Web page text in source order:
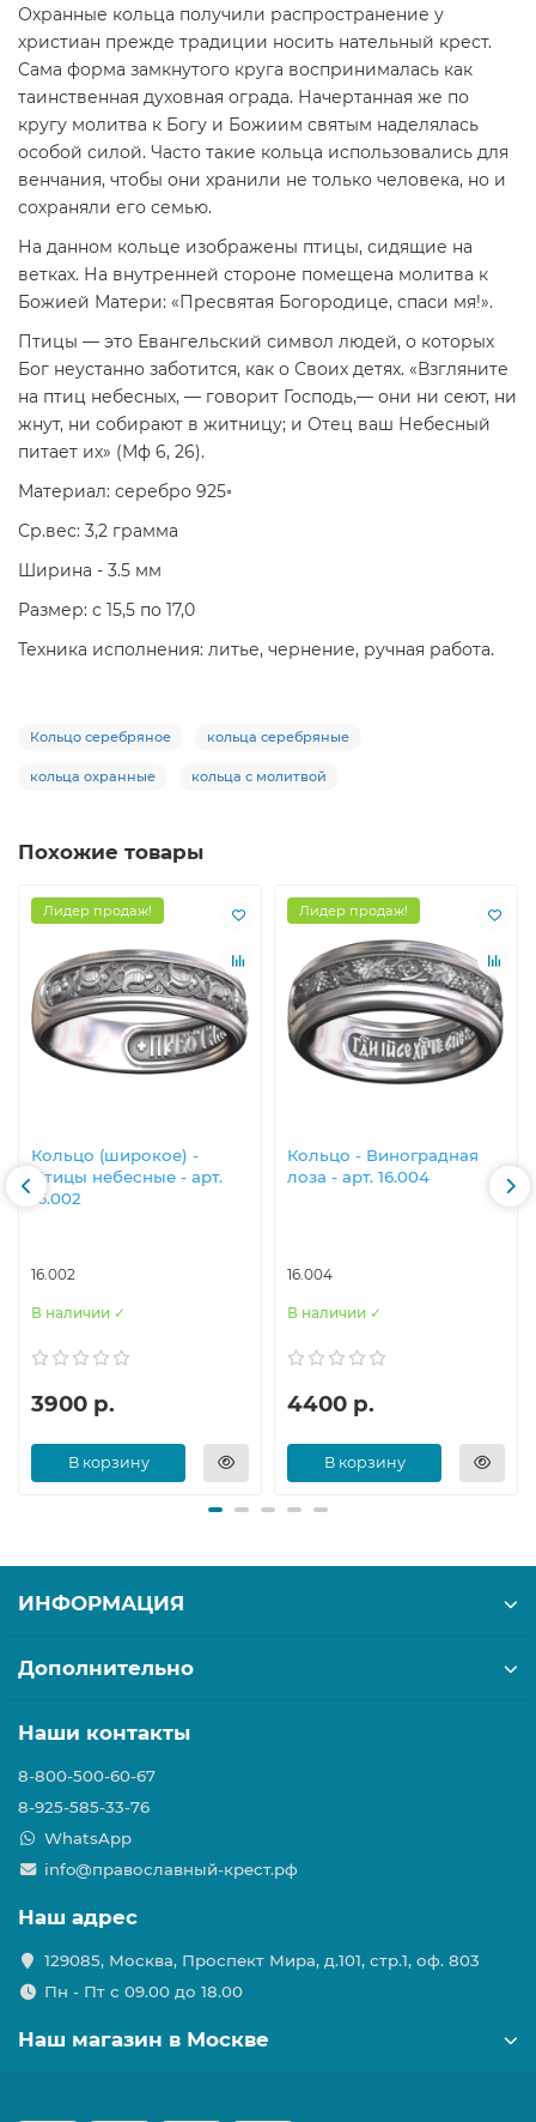
Охранные кольца получили распространение у
христиан прежде традиции носить нательный крест.
Сама форма замкнутого круга воспринималась как
таинственная духовная ограда. Начертанная же по
кругу молитва к Богу и Божиим святым наделялась
особой силой. Часто такие кольца использовались для
венчания, чтобы они хранили не только человека, но и
сохраняли его семью.
На данном кольце изображены птицы, сидящие на
ветках. На внутренней стороне помещена молитва к
Божией Матери: «Пресвятая Богородице, спаси мя!».
Птицы — это Евангельский символ людей, о которых
Бог неустанно заботится, как о Своих детях. «Взгляните
на птиц небесных, — говорит Господь,— они ни сеют, ни
жнут, ни собирают в житницу; и Отец ваш Небесный
питает их» (Мф 6, 26).
Материал: серебро 925◦
Ср.вес: 3,2 грамма
Ширина - 3.5 мм
Размер: с 15,5 по 17,0
Техника исполнения: литье, чернение, ручная работа.
Кольцо серебряное кольца серебряные
кольца охранные кольца с молитвой
Похожие товары
Лидер продаж!
Кольцо (широкое) -
Птицы небесные - арт.
16.002
16.002
В наличии ✓
3900 р.
В корзину
Лидер продаж!
Кольцо - Виноградная
лоза - арт. 16.004
16.004
В наличии ✓
4400 р.
В корзину
ИНФОРМАЦИЯ
Дополнительно
Наши контакты
8-800-500-60-67
8-925-585-33-76
WhatsApp
info@православный-крест.рф
Наш адрес
129085, Москва, Проспект Мира, д.101, стр.1, оф. 803
Пн - Пт с 09.00 до 18.00
Наш магазин в Москве